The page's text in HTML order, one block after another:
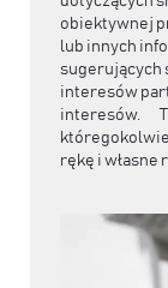
obiektywnej
lub innych
sugerujących
interesów
interesów.
rękę i własne